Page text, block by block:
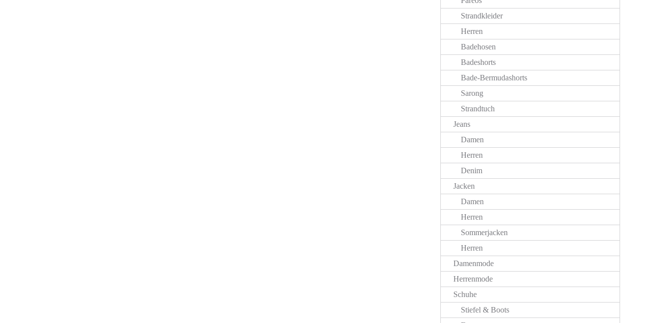
Strandkleider
Herren
Badehosen
Badeshorts
Bade-Bermudashorts
Sarong
Strandtuch
Jeans
Damen
Herren
Denim
Jacken
Damen
Herren
Sommerjacken
Herren
Damenmode
Herrenmode
Schuhe
Stiefel & Boots